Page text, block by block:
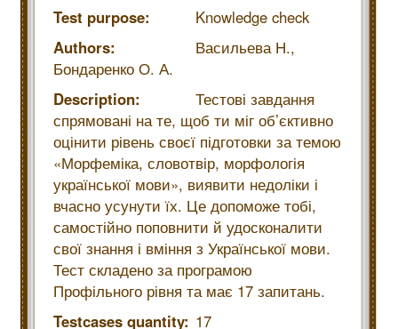
Test purpose:
Knowledge check
Authors:
Васильева Н.,
Бондаренко О. А.
Description:
Тестові завдання
спрямовані на те, щоб ти міг об’єктивно
оцінити рівень своєї підготовки за темою
«Морфеміка, словотвір, морфологія
української мови», виявити недоліки і
вчасно усунути їх. Це допоможе тобі,
самостійно поповнити й удосконалити
свої знання і вміння з Української мови.
Тест складено за програмою
Профільного рівня та має 17 запитань.
Testcases quantity: 17